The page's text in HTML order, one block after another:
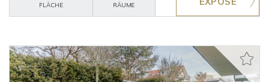
FLÄCHE
RÄUME